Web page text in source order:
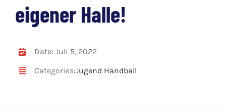
eigener Halle!
Date: Juli 5, 2022
Categories:Jugend Handball